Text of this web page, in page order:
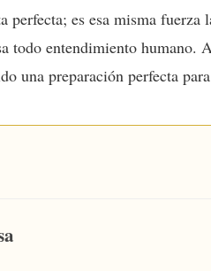
es esa misma
todo entendimiento
una preparación perfecta